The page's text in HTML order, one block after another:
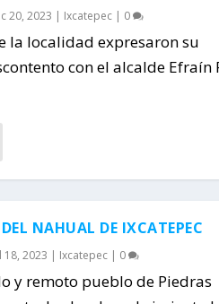
20, 2023 | Ixcatepec| 0
la localidad expresaron su
con el alcalde Efraín
NAHUAL DE IXCATEPEC
18, 2023 | Ixcatepec| 0
y remoto pueblo de Piedras